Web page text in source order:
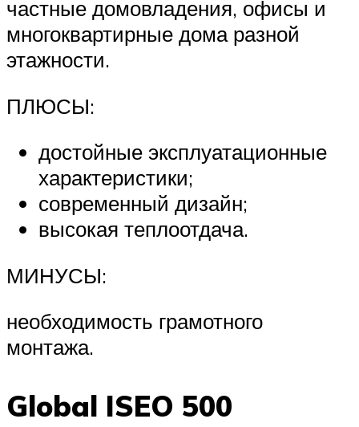
частные домовладения, офисы и
многоквартирные дома разной
этажности.
ПЛЮСЫ:
достойные эксплуатационные
характеристики;
современный дизайн;
высокая теплоотдача.
МИНУСЫ:
необходимость грамотного
монтажа.
Global ISEO 500